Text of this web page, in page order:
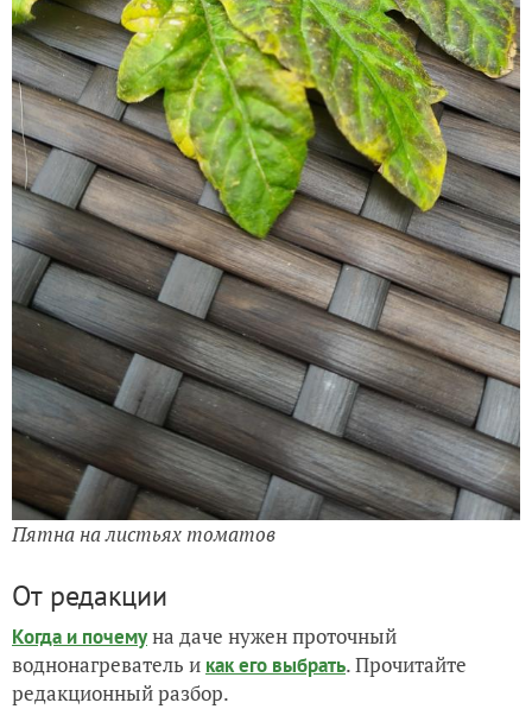
Пятна на листьях томатов
От редакции
Когда и почемуна даче нужен проточный
воднонагреватель и как его выбрать. Прочитайте
редакционный разбор.